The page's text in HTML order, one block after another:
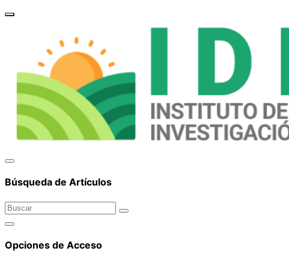
Búsqueda de Artículos
Opciones de Acceso